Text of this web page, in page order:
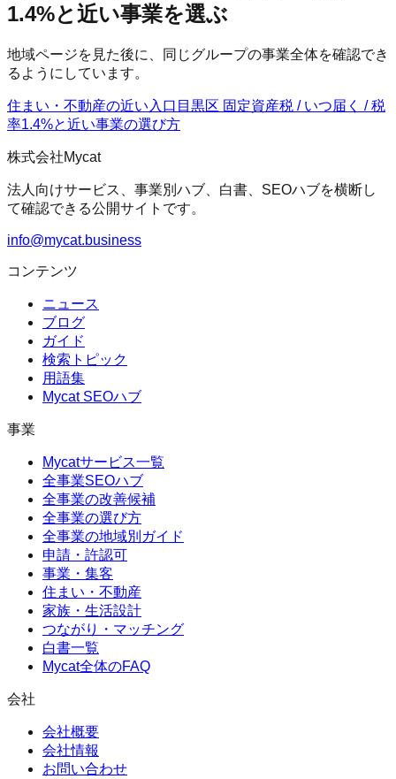
1.4%と近い事業を選ぶ
地域ページを見た後に、同じグループの事業全体を確認でき
るようにしています。
住まい・不動産の近い入口 目黒区 固定資産税 / いつ届く / 税
率1.4%と近い事業の選び方
株式会社Mycat
法人向けサービス、事業別ハブ、白書、SEOハブを横断し
て確認できる公開サイトです。
info@mycat.business
コンテンツ
ニュース
ブログ
ガイド
検索トピック
用語集
Mycat SEOハブ
事業
Mycatサービス一覧
全事業SEOハブ
全事業の改善候補
全事業の選び方
全事業の地域別ガイド
申請・許認可
事業・集客
住まい・不動産
家族・生活設計
つながり・マッチング
白書一覧
Mycat全体のFAQ
会社
会社概要
会社情報
お問い合わせ